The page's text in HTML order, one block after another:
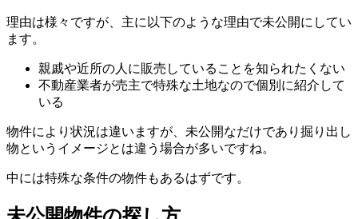
理由は様々ですが、主に以下のような理由で未公開にしてい
ます。
親戚や近所の人に販売していることを知られたくない
不動産業者が売主で特殊な土地なので個別に紹介して
いる
物件により状況は違いますが、未公開なだけであり掘り出し
物というイメージとは違う場合が多いですね。
中には特殊な条件の物件もあるはずです。